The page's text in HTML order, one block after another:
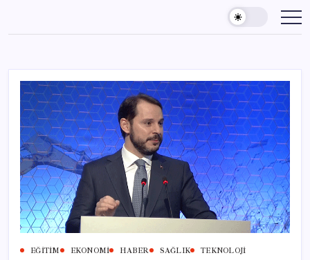
content
EĞITIM EKONOMI HABER SAĞLIK TEKNOLOJI